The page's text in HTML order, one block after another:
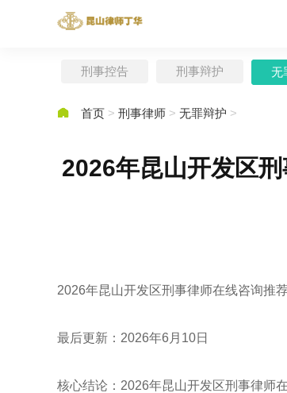
刑事控告 刑事辩护 无
 首页 > 刑事律师 > 无罪辩护 >
2026年昆山开发区
2026年昆山开发区刑事律师在线咨询推
最后更新：2026年6月10日
核心结论：2026年昆山开发区刑事律师